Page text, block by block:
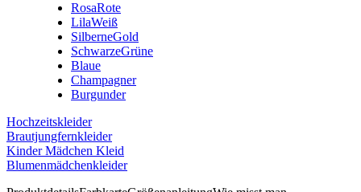
RosaRote
LilaWeiß
SilberneGold
SchwarzeGrüne
Blaue
Champagner
Burgunder
Hochzeitskleider
Brautjungfernkleider
Kinder Mädchen Kleid
Blumenmädchenkleider